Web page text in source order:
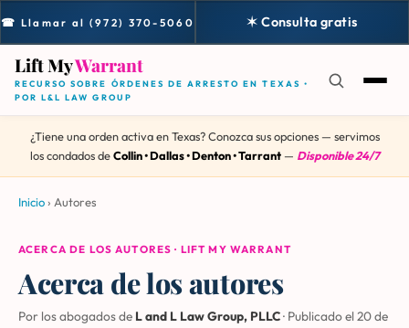
☎ Llamar al (972) 370-5060 ✶ Consulta gratis
Lift MyWarrant
RECURSO SOBRE ÓRDENES DE ARRESTO EN TEXAS •
POR L&L LAW GROUP
¿Tiene una orden activa en Texas? Conozca sus opciones — servimos
los condados deCollin • Dallas • Denton • Tarrant— Disponible 24/7
Inicio› Autores
ACERCA DE LOS AUTORES · LIFT MY WARRANT
Acerca de los autores
Por los abogados de L and L Law Group, PLLC· Publicado el 20 de